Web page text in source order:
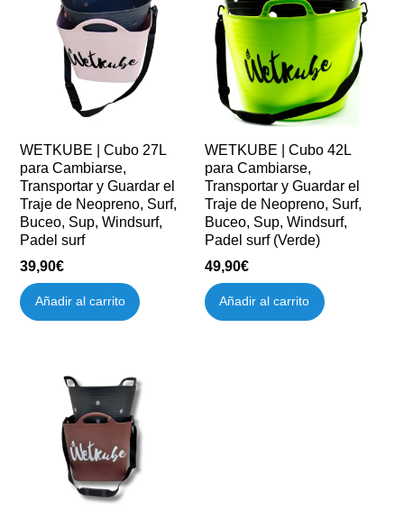
WETKUBE | Cubo 27L
para Cambiarse,
Transportar y Guardar el
Traje de Neopreno, Surf,
Buceo, Sup, Windsurf,
Padel surf
39,90€
Añadir al carrito
WETKUBE | Cubo 42L
para Cambiarse,
Transportar y Guardar el
Traje de Neopreno, Surf,
Buceo, Sup, Windsurf,
Padel surf (Verde)
49,90€
Añadir al carrito